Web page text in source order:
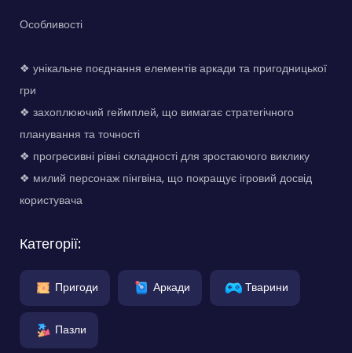
Особливості
❖ унікальне поєднання елементів аркади та пригодницької
гри
❖ захоплюючий геймплей, що вимагає стратегічного
планування та точності
❖ прогресивні рівні складності для зростаючого виклику
❖ милий персонаж пінгвіна, що покращує ігровий досвід
користувача
Категорії:
Пригоди Аркади Тварини
Пазли